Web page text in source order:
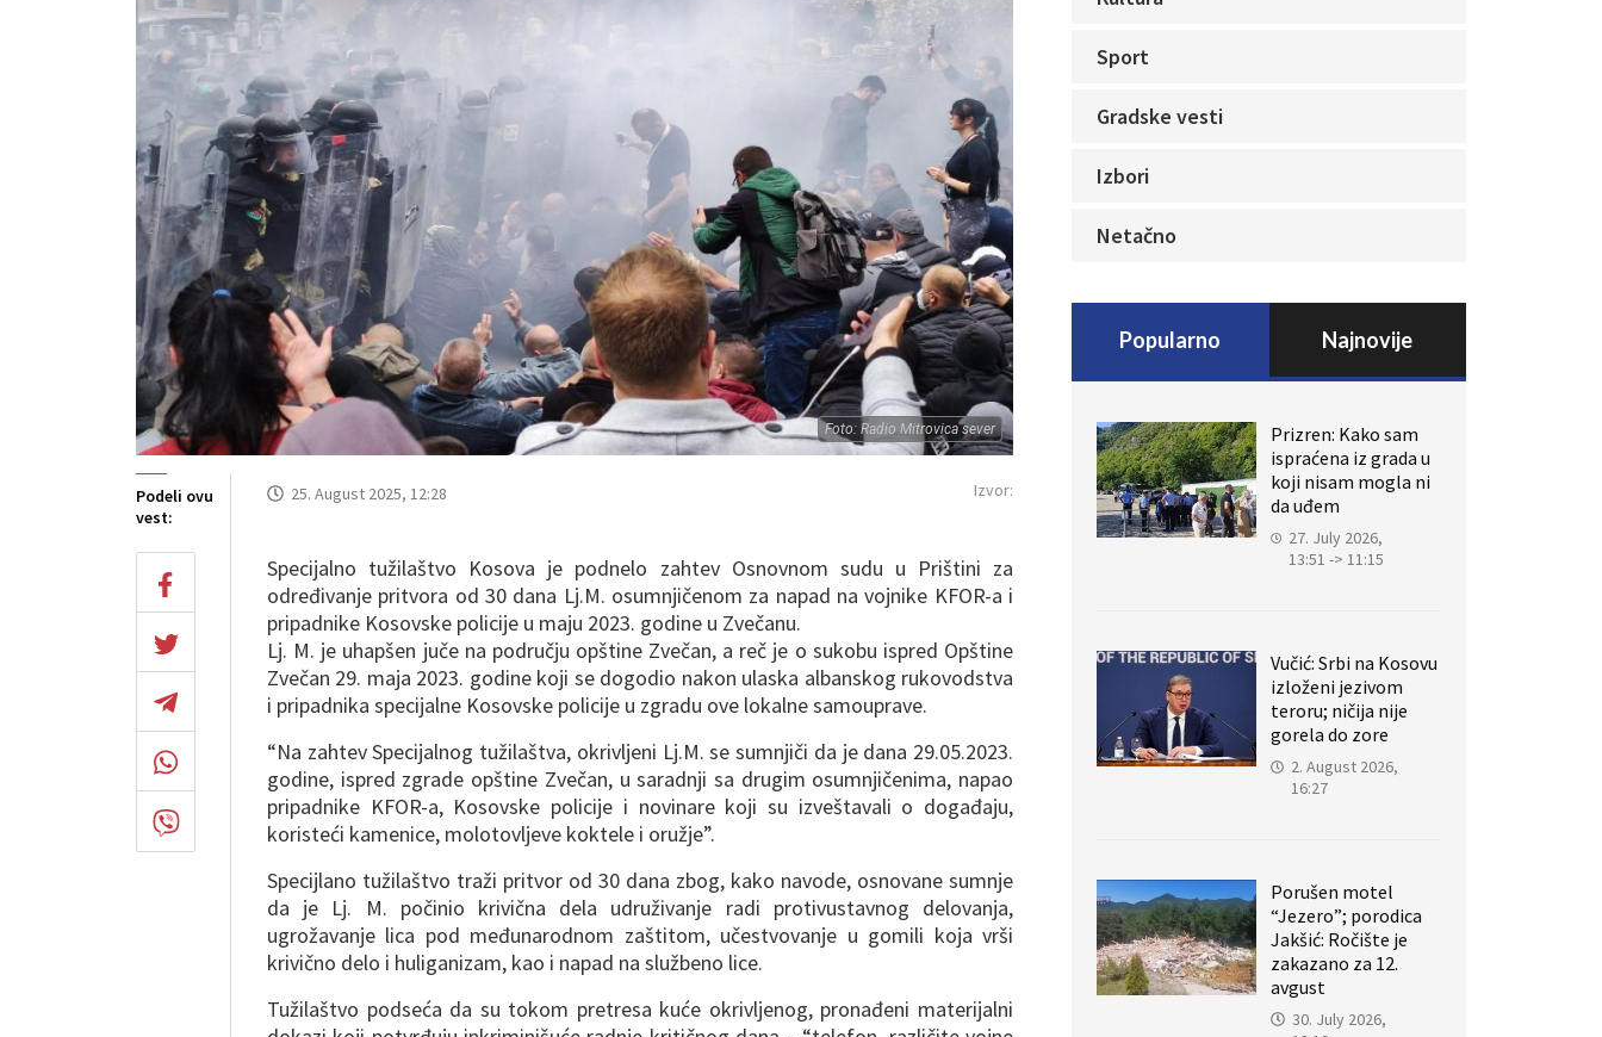
Foto: Radio Mitrovica sever
Podeli ovu
vest:
25. August 2025, 12:28 Izvor:
Specijalno tužilaštvo Kosova je podnelo zahtev Osnovnom sudu u Prištini za
određivanje pritvora od 30 dana Lj.M. osumnjičenom za napad na vojnike KFOR-a i
pripadnike Kosovske policije u maju 2023. godine u Zvečanu.
Lj. M. je uhapšen juče na području opštine Zvečan, a reč je o sukobu ispred Opštine
Zvečan 29. maja 2023. godine koji se dogodio nakon ulaska albanskog rukovodstva
i pripadnika specijalne Kosovske policije u zgradu ove lokalne samouprave.
“Na zahtev Specijalnog tužilaštva, okrivljeni Lj.M. se sumnjiči da je dana 29.05.2023.
godine, ispred zgrade opštine Zvečan, u saradnji sa drugim osumnjičenima, napao
pripadnike KFOR-a, Kosovske policije i novinare koji su izveštavali o događaju,
koristeći kamenice, molotovljeve koktele i oružje”.
Specijlano tužilaštvo traži pritvor od 30 dana zbog, kako navode, osnovane sumnje
da je Lj. M. počinio krivična dela udruživanje radi protivustavnog delovanja,
ugrožavanje lica pod međunarodnom zaštitom, učestvovanje u gomili koja vrši
krivično delo i huliganizam, kao i napad na službeno lice.
Tužilaštvo podseća da su tokom pretresa kuće okrivljenog, pronađeni materijalni
Sport
Gradske vesti
Izbori
Netačno
Popularno Najnovije
Prizren: Kako sam
ispraćena iz grada u
koji nisam mogla ni
da uđem
27. July 2026,
13:51 -> 11:15
Vučić: Srbi na Kosovu
izloženi jezivom
teroru; ničija nije
gorela do zore
2. August 2026,
16:27
Porušen motel
“Jezero”; porodica
Jakšić: Ročište je
zakazano za 12.
avgust
30. July 2026,